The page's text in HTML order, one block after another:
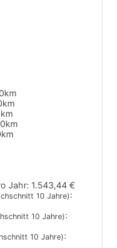
Jahr: 1.543,44 €
10 Jahre):
10 Jahre):
10 Jahre):